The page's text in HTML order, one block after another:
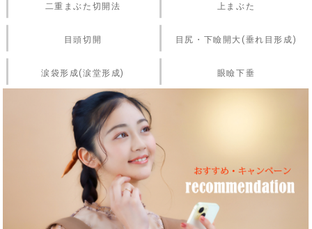
二重まぶた切開法 上まぶた
目頭切開 目尻・下瞼開大(垂れ目形成)
涙袋形成(涙堂形成) 眼瞼下垂